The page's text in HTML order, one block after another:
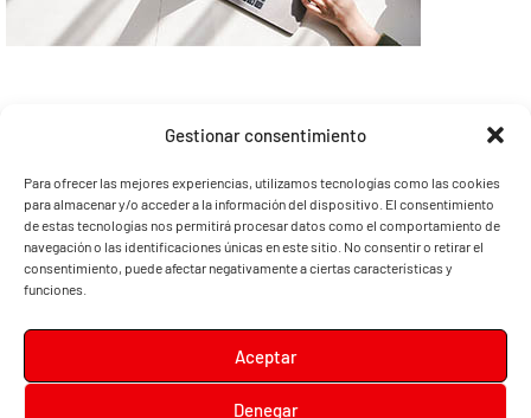
Gestionar consentimiento
Para ofrecer las mejores experiencias, utilizamos tecnologías como las cookies
para almacenar y/o acceder a la información del dispositivo. El consentimiento
de estas tecnologías nos permitirá procesar datos como el comportamiento de
navegación o las identificaciones únicas en este sitio. No consentir o retirar el
consentimiento, puede afectar negativamente a ciertas características y
funciones.
Aceptar
Denegar